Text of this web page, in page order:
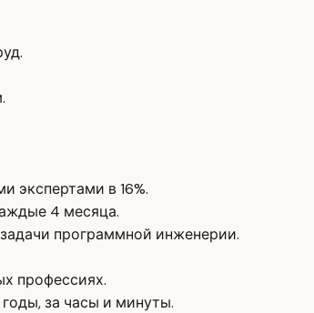
экспертами в 16%.
4 месяца.
программной инженерии.
профессиях.
за часы и минуты.